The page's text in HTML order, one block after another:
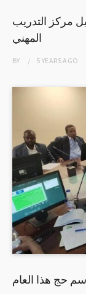
مركز التدريب
المهني
BY 5 YEARSAGO
حج هذا العام